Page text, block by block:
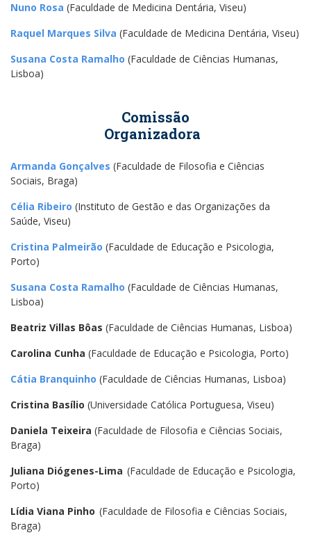
Nuno Rosa (Faculdade de Medicina Dentária, Viseu)
Raquel Marques Silva (Faculdade de Medicina Dentária, Viseu)
Susana Costa Ramalho (Faculdade de Ciências Humanas,
Lisboa)
Comissão
Organizadora
Armanda Gonçalves (Faculdade de Filosofia e Ciências
Sociais, Braga)
Célia Ribeiro (Instituto de Gestão e das Organizações da
Saúde, Viseu)
Cristina Palmeirão (Faculdade de Educação e Psicologia,
Porto)
Susana Costa Ramalho (Faculdade de Ciências Humanas,
Lisboa)
Beatriz Villas Bôas (Faculdade de Ciências Humanas, Lisboa)
Carolina Cunha (Faculdade de Educação e Psicologia, Porto)
Cátia Branquinho (Faculdade de Ciências Humanas, Lisboa)
Cristina Basílio (Universidade Católica Portuguesa, Viseu)
Daniela Teixeira (Faculdade de Filosofia e Ciências Sociais,
Braga)
Juliana Diógenes-Lima (Faculdade de Educação e Psicologia,
Porto)
Lídia Viana Pinho (Faculdade de Filosofia e Ciências Sociais,
Braga)